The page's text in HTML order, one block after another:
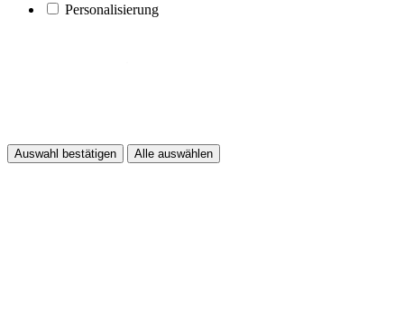
Personalisierung
Auswahl bestätigen Alle auswählen